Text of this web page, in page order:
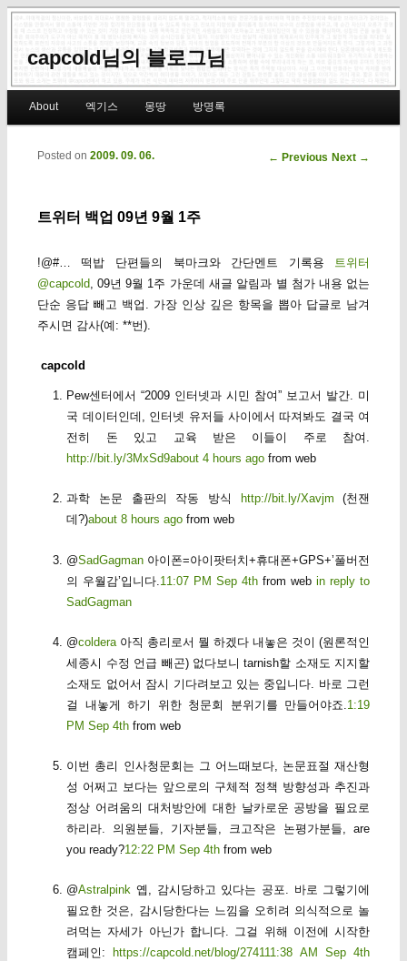
capcold님의 블로그님
Skip to primary content
Skip to secondary content
About 엑기스 몽땅 방명록
Post navigation
← Previous Next →
트위터 백업 09년 9월 1주
Posted on 2009. 09. 06.
!@#… 떡밥 단편들의 북마크와 간단멘트 기록용
트위터
@capcold, 09년 9월 1주 가운데 새글 알림과 별 첨가 내용 없는
단순 응답 빼고 백업. 가장 인상 깊은 항목을 뽑아 답글로 남겨
주시면 감사(예: **번).
capcold
Pew센터에서 “2009 인터넷과 시민 참여” 보고서 발간. 미
국 데이터인데, 인터넷 유저들 사이에서 따져봐도 결국 여
전히 돈 있고 교육 받은 이들이 주로 참여.
http://bit.ly/3MxSd9about 4 hours ago from web
과학 논문 출판의 작동 방식 http://bit.ly/Xavjm (천잰
데?)about 8 hours ago from web
@SadGagman 아이폰=아이팟터치+휴대폰+GPS+’풀버전
의 우월감’입니다. 11:07 PM Sep 4th from web in reply to
SadGagman
@coldera 아직 총리로서 뭘 하겠다 내놓은 것이 (원론적인
세종시 수정 언급 빼곤) 없다보니 tarnish할 소재도 지지할
소재도 없어서 잠시 기다려보고 있는 중입니다. 바로 그런
걸 내놓게 하기 위한 청문회 분위기를 만들어야죠. 1:19
PM Sep 4th from web
이번 총리 인사청문회는 그 어느때보다, 논문표절 재산형
성 어쩌고 보다는 앞으로의 구체적 정책 방향성과 추진과
정상 어려움의 대처방안에 대한 날카로운 공방을 필요로
하리라. 의원분들, 기자분들, 크고작은 논평가분들, are
you ready?12:22 PM Sep 4th from web
@Astralpink 옙, 감시당하고 있다는 공포. 바로 그렇기에
필요한 것은, 감시당한다는 느낌을 오히려 의식적으로 놀
려먹는 자세가 아닌가 합니다. 그걸 위해 이전에 시작한
캠페인:
https://capcold.net/blog/2741 11:38 AM Sep 4th